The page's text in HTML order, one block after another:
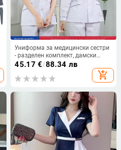
Униформа за медицински сестри
- разделен комплект, дамски
модел, влагоотвеждаща материя
65% полиестер / 35% памук;
подплата 65% полиестер,
45.17 €/88.34 лв
add_shopping_cart